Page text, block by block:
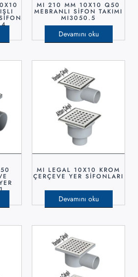
MI 210 MM 10X10 Q50
MEBRANLI SİFON TAKIMI
MI3050.5
Devamını oku
MI LEGAL 10X10 KROM
ÇERÇEVE YER SİFONLARI
Devamını oku